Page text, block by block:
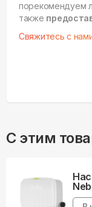
порекомендуем
также
Свяжитесь с
С этим